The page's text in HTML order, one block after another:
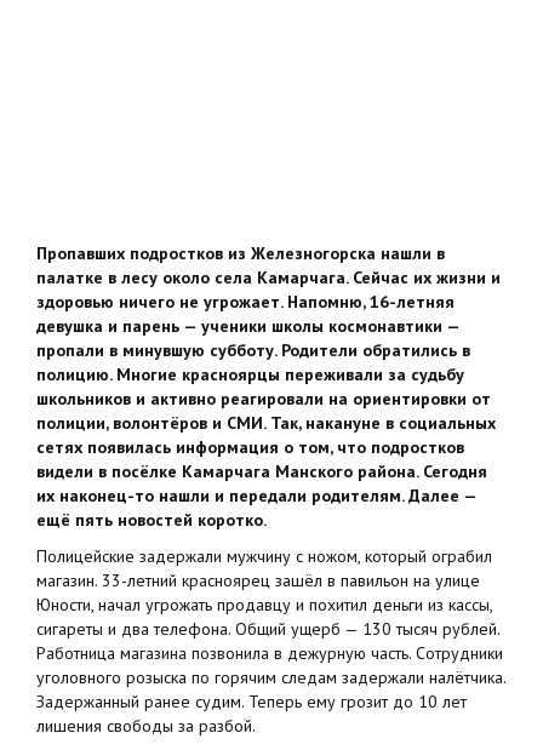
Пропавших подростков из Железногорска нашли в
палатке в лесу около села Камарчага. Сейчас их жизни и
здоровью ничего не угрожает. Напомню, 16-летняя
девушка и парень — ученики школы космонавтики —
пропали в минувшую субботу. Родители обратились в
полицию. Многие красноярцы переживали за судьбу
школьников и активно реагировали на ориентировки от
полиции, волонтёров и СМИ. Так, накануне в социальных
сетях появилась информация о том, что подростков
видели в посёлке Камарчага Манского района. Сегодня
их наконец-то нашли и передали родителям. Далее —
ещё пять новостей коротко.
Полицейские задержали мужчину с ножом, который ограбил
магазин. 33-летний красноярец зашёл в павильон на улице
Юности, начал угрожать продавцу и похитил деньги из кассы,
сигареты и два телефона. Общий ущерб — 130 тысяч рублей.
Работница магазина позвонила в дежурную часть. Сотрудники
уголовного розыска по горячим следам задержали налётчика.
Задержанный ранее судим. Теперь ему грозит до 10 лет
лишения свободы за разбой.